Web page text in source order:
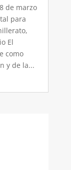
de marzo
para
El
como
y de la...